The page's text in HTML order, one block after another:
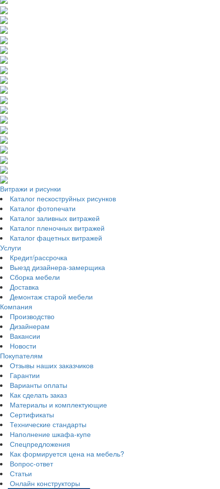
Витражи и рисунки
Каталог пескоструйных рисунков
Каталог фотопечати
Каталог заливных витражей
Каталог пленочных витражей
Каталог фацетных витражей
Услуги
Кредит/рассрочка
Выезд дизайнера-замерщика
Сборка мебели
Доставка
Демонтаж старой мебели
Компания
Производство
Дизайнерам
Вакансии
Новости
Покупателям
Отзывы наших заказчиков
Гарантии
Варианты оплаты
Как сделать заказ
Материалы и комплектующие
Сертификаты
Технические стандарты
Наполнение шкафа-купе
Спецпредложения
Как формируется цена на мебель?
Вопрос-ответ
Статьи
Онлайн конструкторы